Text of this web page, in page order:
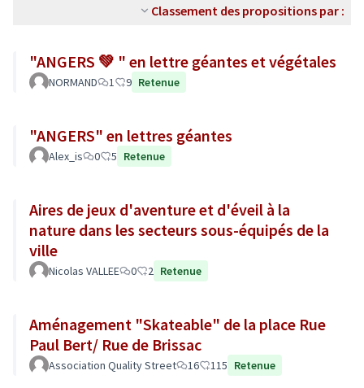
Classement des propositions par :
"ANGERS 💚 " en lettre géantes et végétales
NORMAND 1 9 Retenue
"ANGERS" en lettres géantes
Alex_is 0 5 Retenue
Aires de jeux d'aventure et d'éveil à la
nature dans les secteurs sous-équipés de la
ville
Nicolas VALLEE 0 2 Retenue
Aménagement "Skateable" de la place Rue
Paul Bert/ Rue de Brissac
Association Quality Street 16 115 Retenue